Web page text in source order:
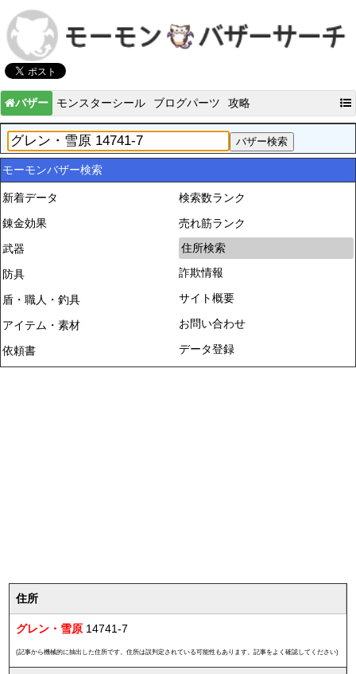
バザー モンスターシール ブログパーツ 攻略
モーモンバザー検索
新着データ
錬金効果
武器
防具
盾・職人・釣具
アイテム・素材
依頼書
検索数ランク
売れ筋ランク
住所検索
詐欺情報
サイト概要
お問い合わせ
データ登録
住所
グレン・雪原 14741-7
(記事から機械的に抽出した住所です。住所は誤判定されている可能性もあります。記事をよく確認してください)